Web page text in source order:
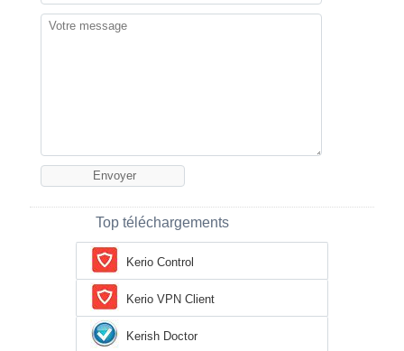
Top téléchargements
Kerio Control
Kerio VPN Client
Kerish Doctor